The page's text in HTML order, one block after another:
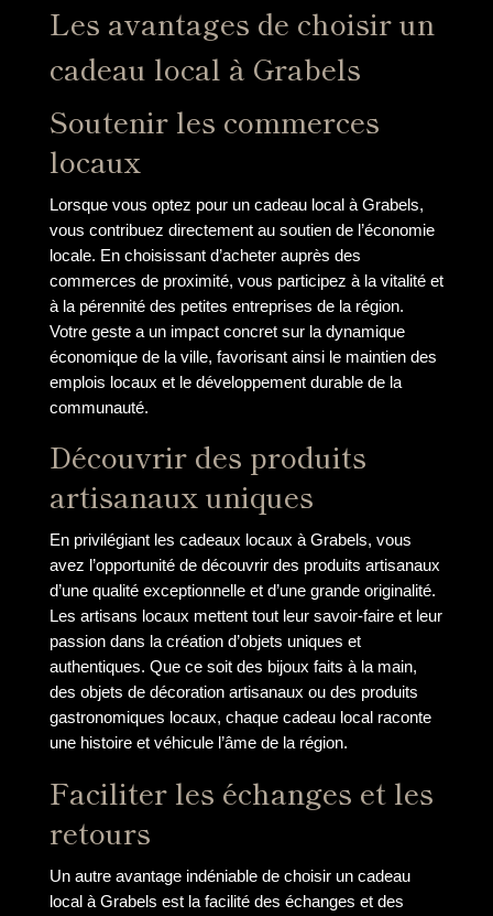
Les avantages de choisir un
cadeau local à Grabels
Soutenir les commerces
locaux
Lorsque vous optez pour un cadeau local à Grabels,
vous contribuez directement au soutien de l’économie
locale. En choisissant d’acheter auprès des
commerces de proximité, vous participez à la vitalité et
à la pérennité des petites entreprises de la région.
Votre geste a un impact concret sur la dynamique
économique de la ville, favorisant ainsi le maintien des
emplois locaux et le développement durable de la
communauté.
Découvrir des produits
artisanaux uniques
En privilégiant les cadeaux locaux à Grabels, vous
avez l’opportunité de découvrir des produits artisanaux
d’une qualité exceptionnelle et d’une grande originalité.
Les artisans locaux mettent tout leur savoir-faire et leur
passion dans la création d’objets uniques et
authentiques. Que ce soit des bijoux faits à la main,
des objets de décoration artisanaux ou des produits
gastronomiques locaux, chaque cadeau local raconte
une histoire et véhicule l’âme de la région.
Faciliter les échanges et les
retours
Un autre avantage indéniable de choisir un cadeau
local à Grabels est la facilité des échanges et des